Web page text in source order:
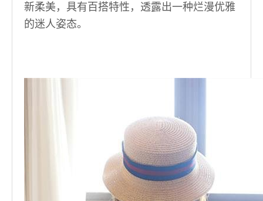
新柔美，具有百搭特性，透露出一种烂漫优雅
的迷人姿态。